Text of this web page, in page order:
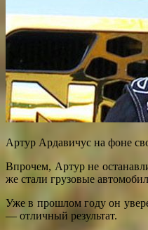
Артур Ардавичус на фоне
Впрочем, Артур не
же стали грузовые
Уже в прошлом году он
— отличный результат.